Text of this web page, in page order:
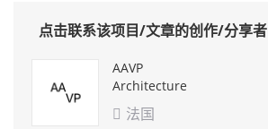
点击联系该项目/文章的创作/分享者
AAVP
Architecture
 法国